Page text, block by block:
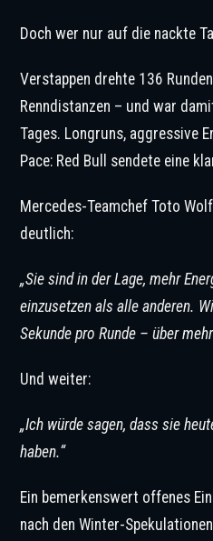
Doch wer nur auf die nackte
Verstappen drehte 136
Renndistanzen – und war
Tages. Longruns, aggressive
Pace: Red Bull sendete eine
Mercedes-Teamchef Toto
deutlich:
„Sie sind in der Lage, mehr
einzusetzen als alle anderen.
Sekunde pro Runde – über
Und weiter:
„Ich würde sagen, dass sie
haben.“
Ein bemerkenswert offenes
nach den Winter-